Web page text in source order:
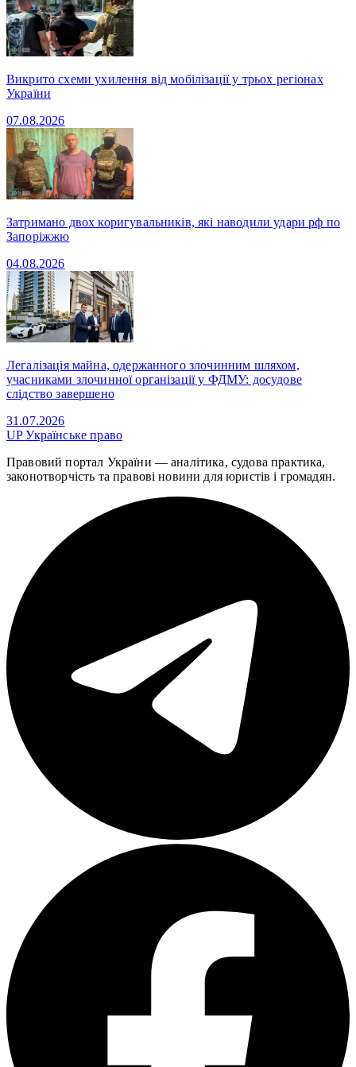
Викрито схеми ухилення від мобілізації у трьох регіонах
України
07.08.2026
Затримано двох коригувальників, які наводили удари рф по
Запоріжжю
04.08.2026
Легалізація майна, одержанного злочинним шляхом,
учасниками злочинної організації у ФДМУ: досудове
слідство завершено
31.07.2026
UPУкраїнське право
Правовий портал України — аналітика, судова практика,
законотворчість та правові новини для юристів і громадян.